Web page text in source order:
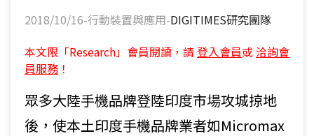
2018/10/16-行動裝置與應用-DIGITIMES研究團隊
本文限「Research」會員閱讀，請 登入會員或 洽詢會
員服務 ！
眾多大陸手機品牌登陸印度市場攻城掠地
後，使本土印度手機品牌業者如Micromax